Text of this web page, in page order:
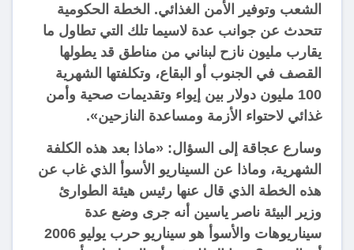
الشعب وتوفير الأمن الغذائي. الخطة الحكومية
تتحدث عن جوانب عدة لاسيما تلك التي تطاول ما
يقارب مليون نازح لبناني من مناطق قد يطولها
القصف في الجنوب أو البقاع، وتكلفتها الشهرية
100 مليون دولار بين إيواء وتقديمات صحية وأمن
غذائي لاحتواء الأزمة ومساعدة النازحين».
وسارع عجاقة إلى السؤال: «ماذا بعد هذه الكلفة
الشهرية، وماذا عن السيناريو الأسوأ الذي غاب عن
هذه الخطة الذي قال عنها رئيس هيئة الطوارئ
وزير البيئة ناصر ياسين أنه جرى وضع عدة
سيناريوهات والأسوأ هو سيناريو حرب يوليو 2006